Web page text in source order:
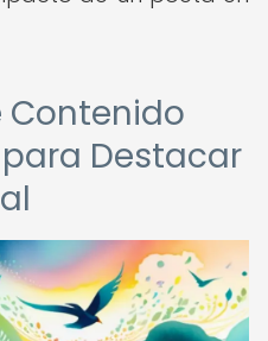
Contenido
Destacar